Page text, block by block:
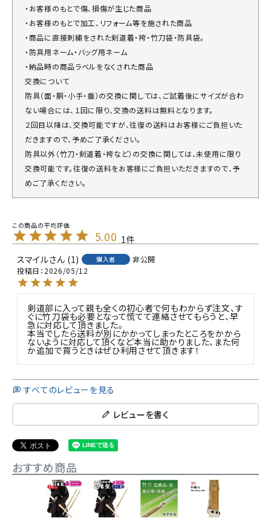
・お客様のもとで傷、損傷が生じた商品
・お客様のもとで加工、リフォーム等を施された商品
・商品に直接刺繍をされた剣道着・袴・竹刀袋・防具袋。
・防具用ネーム・バッグ用ネーム
・納品時の商品ラベルをなくされた商品
交換について
防具（面・胴・小手・垂）の交換に関しては、ご試着後にサイズが合わ
ない場合には、１回に限り、交換の送料は無料となります。
２回目以降は、交換可能ですが、往復の送料はお客様にご負担いた
だきますので、予めご了承ください。
防具以外（竹刀・剣道着・袴など）の交換に関しては、未使用に限り
交換可能です。往復の送料をお客様にご負担いただきますので、予
めご了承ください。
5.00 1
スマイル
1 購入者
非公開
投稿日 2026/05/12
剣道部に入って親も全くの初心者で何もわからず注文、す
ぐに竹刀袋も必要となって慌てて連絡させてもらうと、早
急に対応して頂きました。
本当でしたら送料が別にかかってしまったところをかから
ないように対応して頂くなど本当に助かりました、また何
すべてのレビューを見る
レビューを書く
おすすめ商品